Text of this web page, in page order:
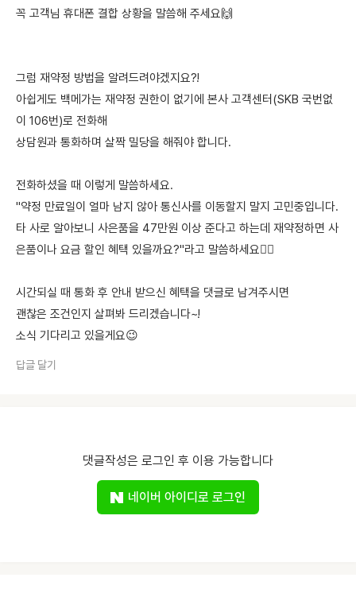
꼭 고객님 휴대폰 결합 상황을 말씀해 주세요🙌
그럼 재약정 방법을 알려드려야겠지요?!
아쉽게도 백메가는 재약정 권한이 없기에 본사 고객센터(SKB 국번없
이 106번)로 전화해
상담원과 통화하며 살짝 밀당을 해줘야 합니다.
전화하셨을 때 이렇게 말씀하세요.
"약정 만료일이 얼마 남지 않아 통신사를 이동할지 말지 고민중입니다.
타 사로 알아보니 사은품을 47만원 이상 준다고 하는데 재약정하면 사
은품이나 요금 할인 혜택 있을까요?"라고 말씀하세요🙋‍♀️
시간되실 때 통화 후 안내 받으신 혜택을 댓글로 남겨주시면
괜찮은 조건인지 살펴봐 드리겠습니다~!
소식 기다리고 있을게요😉
답글 달기
댓글작성은 로그인 후 이용 가능합니다
네이버 아이디로 로그인